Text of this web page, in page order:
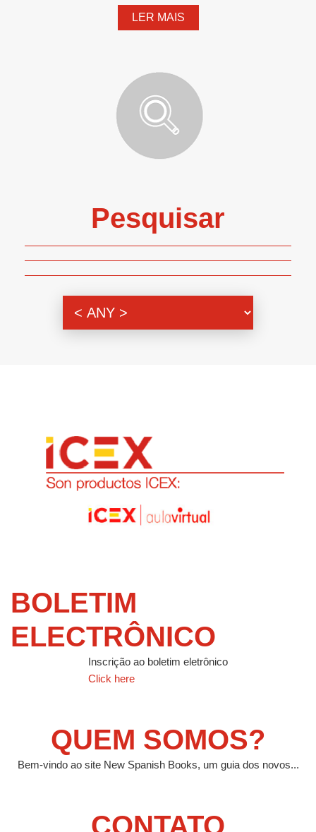
LER MAIS
Pesquisar
BOLETIM
ELECTRÔNICO
Inscrição ao boletim eletrônico
Click here
QUEM SOMOS?
Bem-vindo ao site New Spanish Books, um guia dos novos...
CONTATO